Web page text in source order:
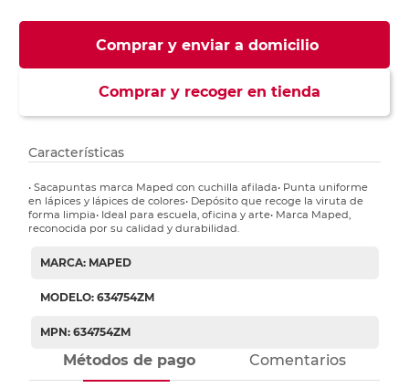
Comprar y enviar a domicilio
Comprar y recoger en tienda
Características
• Sacapuntas marca Maped con cuchilla afilada• Punta uniforme
en lápices y lápices de colores• Depósito que recoge la viruta de
forma limpia• Ideal para escuela, oficina y arte• Marca Maped,
reconocida por su calidad y durabilidad.
MARCA: MAPED
MODELO: 634754ZM
MPN: 634754ZM
Métodos de pago Comentarios